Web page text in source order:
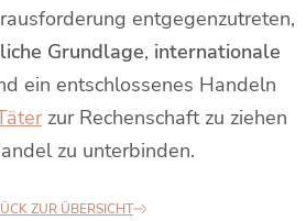
entgegenzutreten,
Grundlage, internationale
ein entschlossenes Handeln
zur Rechenschaft zu ziehen
zu unterbinden.
ZUR ÜBERSICHT